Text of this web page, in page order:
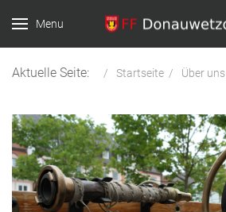
Menu
Aktuelle Seite: Startseite Über uns